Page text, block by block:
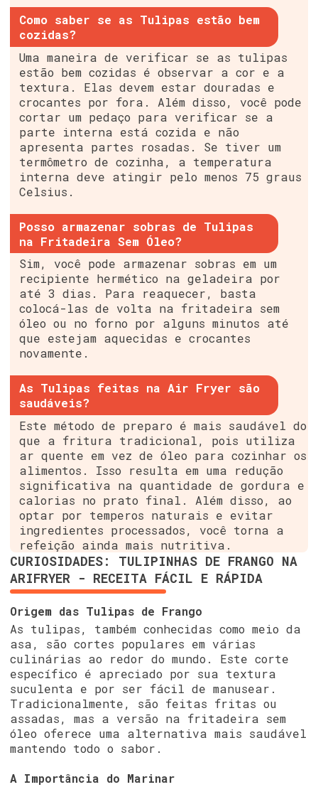
Como saber se as Tulipas estão bem
cozidas?
Uma maneira de verificar se as tulipas
estão bem cozidas é observar a cor e a
textura. Elas devem estar douradas e
crocantes por fora. Além disso, você pode
cortar um pedaço para verificar se a
parte interna está cozida e não
apresenta partes rosadas. Se tiver um
termômetro de cozinha, a temperatura
interna deve atingir pelo menos 75 graus
Celsius.
Posso armazenar sobras de Tulipas
na Fritadeira Sem Óleo?
Sim, você pode armazenar sobras em um
recipiente hermético na geladeira por
até 3 dias. Para reaquecer, basta
colocá-las de volta na fritadeira sem
óleo ou no forno por alguns minutos até
que estejam aquecidas e crocantes
novamente.
As Tulipas feitas na Air Fryer são
saudáveis?
Este método de preparo é mais saudável do
que a fritura tradicional, pois utiliza
ar quente em vez de óleo para cozinhar os
alimentos. Isso resulta em uma redução
significativa na quantidade de gordura e
calorias no prato final. Além disso, ao
optar por temperos naturais e evitar
ingredientes processados, você torna a
refeição ainda mais nutritiva.
CURIOSIDADES: TULIPINHAS DE FRANGO NA
ARIFRYER - RECEITA FÁCIL E RÁPIDA
Origem das Tulipas de Frango
As tulipas, também conhecidas como meio da
asa, são cortes populares em várias
culinárias ao redor do mundo. Este corte
específico é apreciado por sua textura
suculenta e por ser fácil de manusear.
Tradicionalmente, são feitas fritas ou
assadas, mas a versão na fritadeira sem
óleo oferece uma alternativa mais saudável
mantendo todo o sabor.
A Importância do Marinar